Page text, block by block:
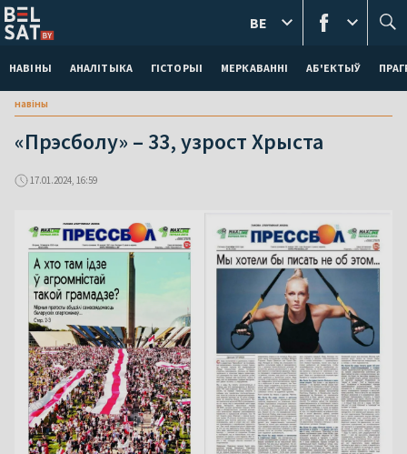
НАВІНЫ АНАЛІТЫКА ГІСТОРЫІ МЕРКАВАННI АБ'ЕКТЫЎ
BE
навіны
«Прэсболу» – 33, узрост Хрыста
17.01.2024, 16:59